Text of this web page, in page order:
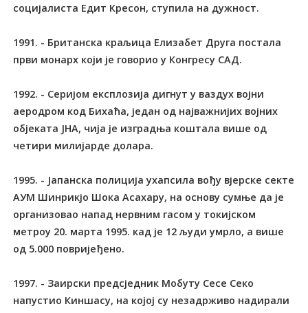
социјалиста Едит Кресон, ступила на дужност.
1991. - Британска краљица Елизабет Друга постала
први монарх који је говорио у Конгресу САД.
1992. - Серијом експлозија дигнут у ваздух војни
аеродром код Бихаћа, један од најважнијих војних
објеката ЈНА, чија је изградња коштала више од
четири милијарде долара.
1995. - Јапанска полиција ухапсила вођу вјерске секте
АУМ Шинрикјо Шока Асахару, на основу сумње да је
организовао напад нервним гасом у токијском
метроу 20. марта 1995. кад је 12 људи умрло, а више
од 5.000 повријеђено.
1997. - Заирски предсједник Мобуту Сесе Секо
напустио Киншасу, на којој су незадрживо надирали